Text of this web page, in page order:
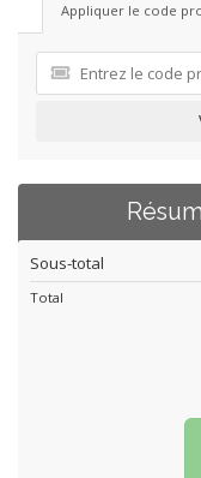
Appliquer le code
Sous-total
Total